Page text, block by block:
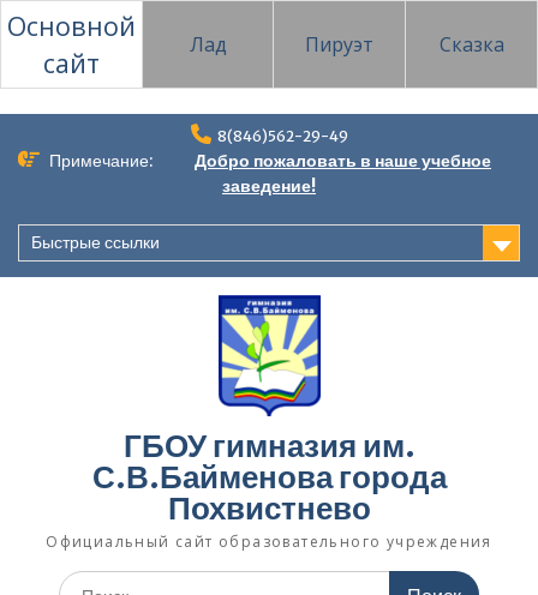
Основной
сайт
Лад Пируэт Сказка
содержимому
8(846)562-29-49
Примечание:
Добро пожаловать в наше учебное
заведение!
Быстрые ссылки
ГБОУ гимназия им.
С.В.Байменова города
Похвистнево
Официальный сайт образовательного учреждения
Поиск